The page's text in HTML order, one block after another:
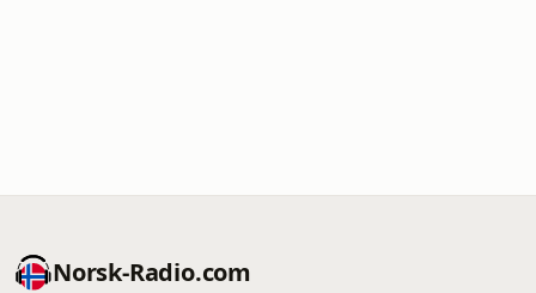
Norsk-Radio.com